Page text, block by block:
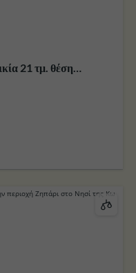
21 τμ. θέση